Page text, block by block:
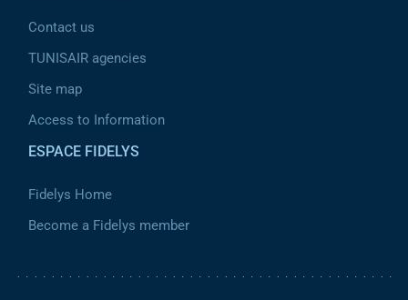
Contact us
TUNISAIR agencies
Site map
Access to Information
ESPACE FIDELYS
Fidelys Home
Become a Fidelys member